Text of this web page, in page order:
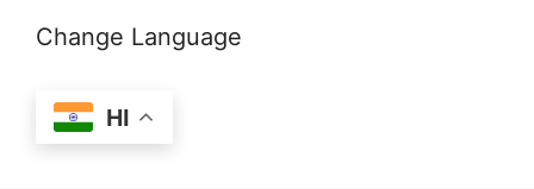
Change Language
HI